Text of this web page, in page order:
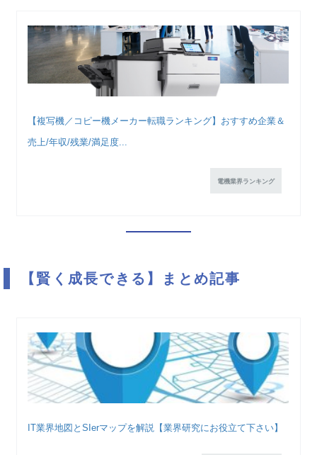
【複写機／コピー機メーカー転職ランキング】おすすめ企業＆
売上/年収/残業/満足度...
電機業界ランキング
【賢く成長できる】まとめ記事
IT業界地図とSIerマップを解説【業界研究にお役立て下さい】